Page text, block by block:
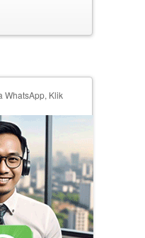
WhatsApp, Klik